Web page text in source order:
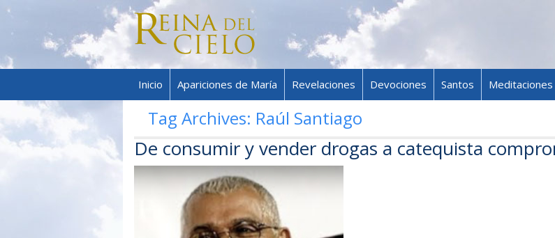
Skip to content
Inicio Apariciones de María Revelaciones Devociones Santos Meditaciones
Tag Archives: Raúl Santiago
De consumir y vender drogas a catequista